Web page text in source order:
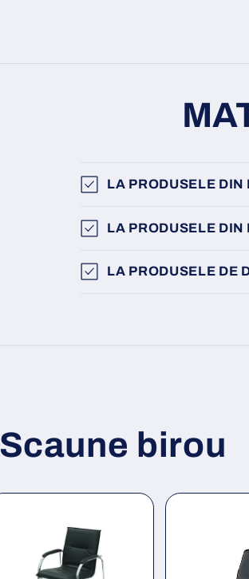
LA PRODUSELE DIN
LA PRODUSELE DIN
LA PRODUSELE DE
Scaune birou